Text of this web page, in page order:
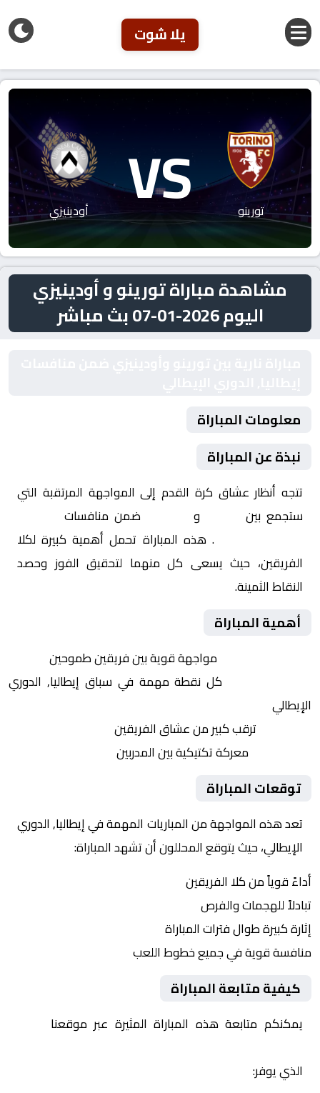
يلا شوت
تورينو VS أودينيزي
مشاهدة مباراة تورينو و أودينيزي
اليوم 2026-01-07 بث مباشر
معلومات المباراة
نبذة عن المباراة
تتجه أنظار عشاق كرة القدم إلى المواجهة المرتقبة التي
ستجمع بين
و ضمن منافسات
. هذه المباراة تحمل أهمية كبيرة لكلا
الفريقين، حيث يسعى كل منهما لتحقيق الفوز وحصد
النقاط الثمينة.
أهمية المباراة
مواجهة قوية بين فريقين طموحين
كل نقطة مهمة في سباق إيطاليا, الدوري
الإيطالي
ترقب كبير من عشاق الفريقين
معركة تكتيكية بين المدربين
توقعات المباراة
تعد هذه المواجهة من المباريات المهمة في إيطاليا, الدوري
الإيطالي، حيث يتوقع المحللون أن تشهد المباراة:
أداءً قوياً من كلا الفريقين
تبادلاً للهجمات والفرص
إثارة كبيرة طوال فترات المباراة
منافسة قوية في جميع خطوط اللعب
كيفية متابعة المباراة
يمكنكم متابعة هذه المباراة المثيرة عبر موقعنا
الذي يوفر: